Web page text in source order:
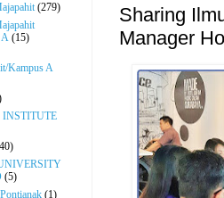
Sharing
Manager
(279)
A (15)
Kampus A
INSTITUTE
(5)
(1)